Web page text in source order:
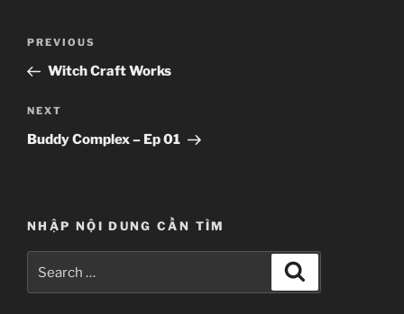
Previous
Post
PREVIOUS
Witch Craft Works
Next
Post
NEXT
Buddy Complex – Ep 01
NHẬP NỘI DUNG CẦN TÌM